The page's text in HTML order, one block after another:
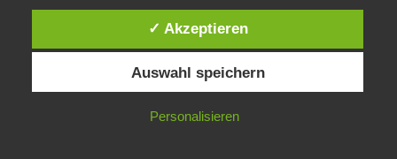
Vermisste
Diese Website verwendet Cookies. Durch die weitere Nutzung dieser
Website stimmst du der Verwendung von Cookies zu.
IN ORDNUNG
✓ Akzeptieren
Auswahl speichern
Personalisieren